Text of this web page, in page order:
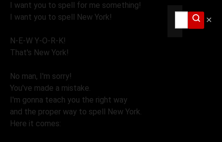
✕
I want you to spell for me something!
I want you to spell New York!
N-E-W Y-O-R-K!
That's New York!
No man, I'm sorry!
You've made a mistake.
I'm gonna teach you the right way
and the proper way to spell New York.
Here it comes: